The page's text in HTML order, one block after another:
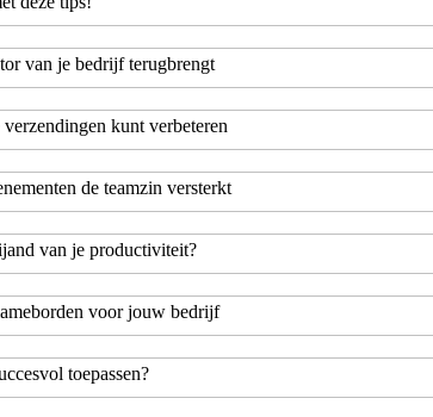
van je bedrijf terugbrengt
kunt verbeteren
de teamzin versterkt
van je productiviteit?
voor jouw bedrijf
toepassen?